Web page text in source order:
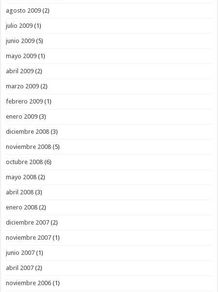
agosto 2009 (2)
julio 2009 (1)
junio 2009 (5)
mayo 2009 (1)
abril 2009 (2)
marzo 2009 (2)
febrero 2009 (1)
enero 2009 (3)
diciembre 2008 (3)
noviembre 2008 (5)
octubre 2008 (6)
mayo 2008 (2)
abril 2008 (3)
enero 2008 (2)
diciembre 2007 (2)
noviembre 2007 (1)
junio 2007 (1)
abril 2007 (2)
noviembre 2006 (1)